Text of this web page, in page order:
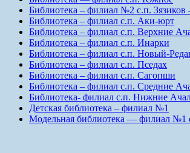
Библиотека – филиал №2 с.п. Зязиков
Библиотека – филиал с.п. Аки-юрт
Библиотека – филиал с.п. Верхние
Библиотека – филиал с.п. Инарки
Библиотека – филиал с.п. Новый-
Библиотека – филиал с.п. Пседах
Библиотека – филиал с.п. Сагопши
Библиотека – филиал с.п. Средние
Библиотека- филиал с.п. Нижние
Детская библиотека – филиал №1
Модельная библиотека — филиал №1